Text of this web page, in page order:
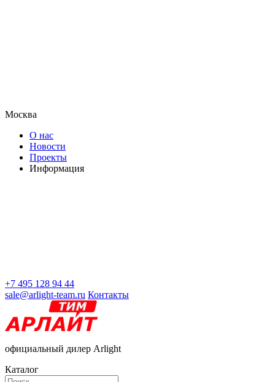
Москва
О нас
Новости
Проекты
Информация
+7 495 128 94 44
sale@arlight-team.ru Контакты
официальный дилер Arlight
Каталог